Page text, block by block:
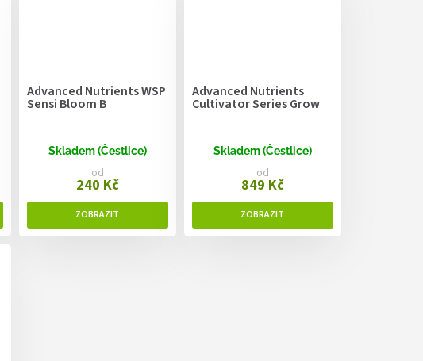
Advanced Nutrients WSP
Sensi Bloom B
Skladem (Čestlice)
od
240 Kč
Advanced Nutrients
Cultivator Series Grow
Skladem (Čestlice)
od
849 Kč